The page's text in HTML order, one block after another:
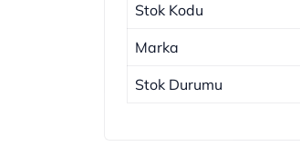
Stok Kodu
Marka
Stok Durumu